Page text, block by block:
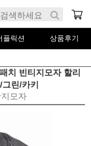
플릭션 상품후기
치 빈티지모자 할리
린/카키
모자